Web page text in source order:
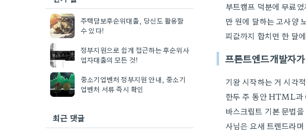
부트캠프 덕분에 무료
만 원에 달하는 고사양
피값까지 합치면 한 달
프론트엔드개발자
기왕 시작하는 거 시각
한두 주 동안 HTML과
바스크립트 기본 문법
사님은 요새 트렌드라
주택담보후순위대출, 당신도 활용할
수 있다!
정부지원으로 쉽게 접근하는 후순위사
업자대출의 모든 것!
중소기업벤처 정부지원 안내, 중소기
업벤처 서류 즉시 확인
최근 댓글